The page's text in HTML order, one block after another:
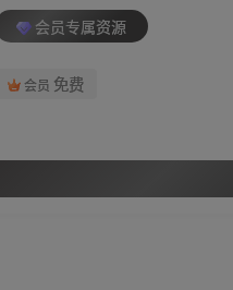
会员专属资源
会员 免费